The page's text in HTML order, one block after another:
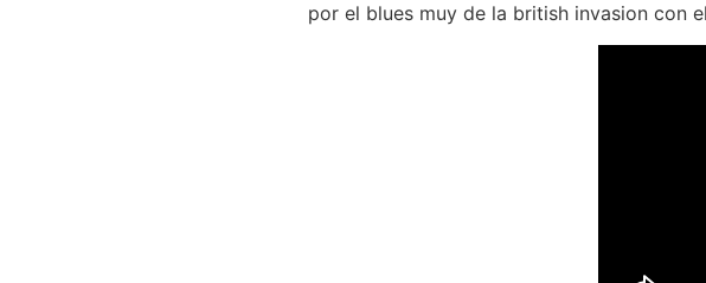
por el blues muy de la british invasion con